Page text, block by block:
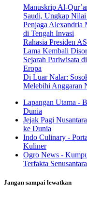
Manuskrip Al-
Saudi, Ungkap Nilai
Penjaga Alexandria
di Tengah Invasi
Rahasia Presiden
Lama Kembali
Sejarah Pariwisata
Eropa
Di Luar Nalar:
Melebihi Anggaran
Lapangan Utama -
Dunia
Jejak Pagi
ke Dunia
Indo Culinary -
Kuliner
Ogro News -
Terfakta Senusantara
Jangan sampai lewatkan